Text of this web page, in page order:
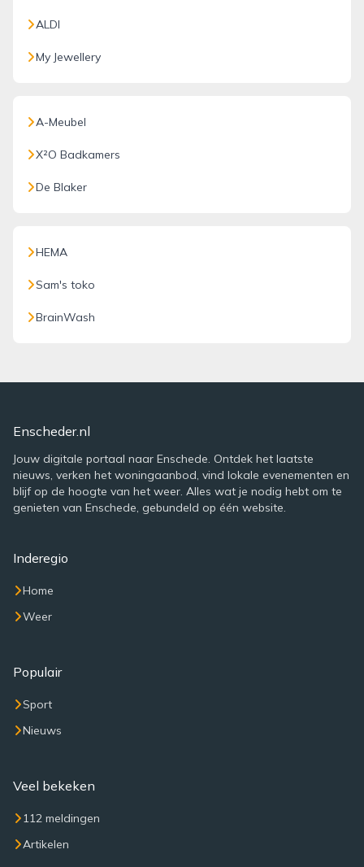
ALDI
My Jewellery
A-Meubel
X²O Badkamers
De Blaker
HEMA
Sam's toko
BrainWash
Enscheder.nl
Jouw digitale portaal naar Enschede. Ontdek het laatste
nieuws, verken het woningaanbod, vind lokale evenementen en
blijf op de hoogte van het weer. Alles wat je nodig hebt om te
genieten van Enschede, gebundeld op één website.
Inderegio
Home
Weer
Populair
Sport
Nieuws
Veel bekeken
112 meldingen
Artikelen